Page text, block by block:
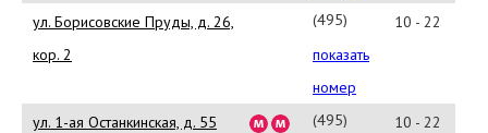
ул. Борисовские Пруды, д. 26,
кор. 2
(495)
789-
70-
86
показать
номер
10 - 22
ул. 1-ая Останкинская, д. 55
(495)
10 - 22